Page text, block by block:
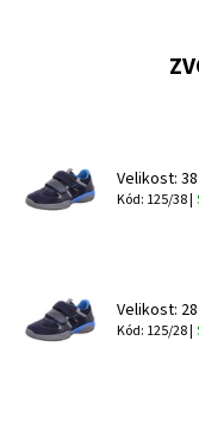
Velikost: 38
Kód: 125/38 |
Velikost: 28
Kód: 125/28 |